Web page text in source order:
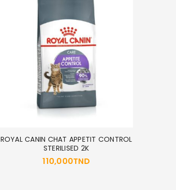
ROYAL CANIN CHAT APPETIT CONTROL
STERILISED 2K
110,000TND